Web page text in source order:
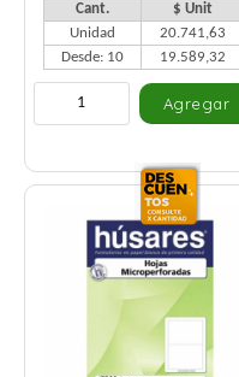
Cant.
$ Unit
Unidad
20.741,63
Desde: 10
19.589,32